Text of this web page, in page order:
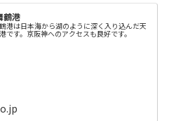
鶴港
港は日本海から湖のように深く入り込んだ天
です。京阪神へのアクセスも良好です。